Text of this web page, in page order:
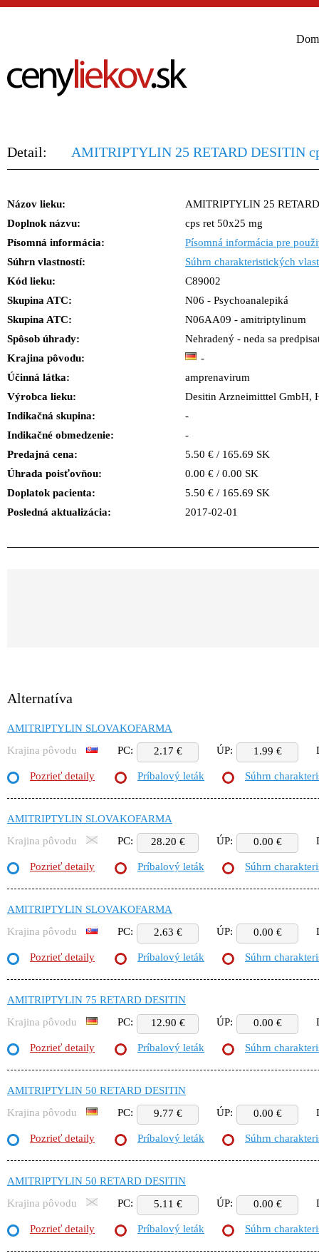
Detail: AMITRIPTYLIN 25 RETARD DESITIN
Názov lieku:
AMITRIPTYLIN 25
Doplnok názvu:
cps ret 50x25 mg
Písomná informácia:
Písomná informácia pre
Súhrn vlastností:
Súhrn charakteristických
Kód lieku:
C89002
Skupina ATC:
N06 - Psychoanalepiká
Skupina ATC:
N06AA09 - amitriptylinum
Spôsob úhrady:
Nehradený - neda sa
Krajina pôvodu:
-
Účinná látka:
amprenavirum
Výrobca lieku:
Desitin Arzneimitttel GmbH,
Indikačná skupina:
-
Indikačné obmedzenie:
-
Predajná cena:
5.50 € / 165.69 SK
Úhrada poisťovňou:
0.00 € / 0.00 SK
Doplatok pacienta:
5.50 € / 165.69 SK
Posledná aktualizácia:
2017-02-01
Alternatíva
AMITRIPTYLIN SLOVAKOFARMA
Krajina pôvodu
PC: 2.17 € ÚP: 1.99 €
Pozrieť detaily Príbalový leták Súhrn
AMITRIPTYLIN SLOVAKOFARMA
Krajina pôvodu
PC: 28.20 € ÚP: 0.00 €
Pozrieť detaily Príbalový leták Súhrn
AMITRIPTYLIN SLOVAKOFARMA
Krajina pôvodu
PC: 2.63 € ÚP: 0.00 €
Pozrieť detaily Príbalový leták Súhrn
AMITRIPTYLIN 75 RETARD DESITIN
Krajina pôvodu
PC: 12.90 € ÚP: 0.00 €
Pozrieť detaily Príbalový leták Súhrn
AMITRIPTYLIN 50 RETARD DESITIN
Krajina pôvodu
PC: 9.77 € ÚP: 0.00 €
Pozrieť detaily Príbalový leták Súhrn
AMITRIPTYLIN 50 RETARD DESITIN
Krajina pôvodu
PC: 5.11 € ÚP: 0.00 €
Pozrieť detaily Príbalový leták Súhrn